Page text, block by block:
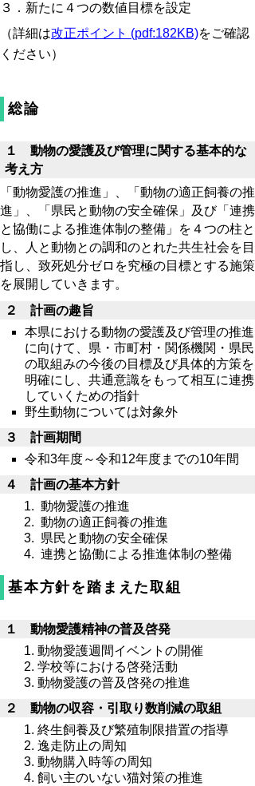
３．新たに４つの数値目標を設定
（詳細は改正ポイント (pdf:182KB)をご確認
ください）
総論
１ 動物の愛護及び管理に関する基本的な
考え方
「動物愛護の推進」、「動物の適正飼養の推
進」、「県民と動物の安全確保」及び「連携
と協働による推進体制の整備」を４つの柱と
し、人と動物との調和のとれた共生社会を目
指し、致死処分ゼロを究極の目標とする施策
を展開していきます。
２ 計画の趣旨
本県における動物の愛護及び管理の推進
に向けて、県・市町村・関係機関・県民
の取組みの今後の目標及び具体的方策を
明確にし、共通意識をもって相互に連携
していくための指針
野生動物については対象外
３ 計画期間
令和3年度～令和12年度までの10年間
４ 計画の基本方針
動物愛護の推進
動物の適正飼養の推進
県民と動物の安全確保
連携と協働による推進体制の整備
基本方針を踏まえた取組
１ 動物愛護精神の普及啓発
動物愛護週間イベントの開催
学校等における啓発活動
動物愛護の普及啓発の推進
２ 動物の収容・引取り数削減の取組
終生飼養及び繁殖制限措置の指導
逸走防止の周知
動物購入時等の周知
飼い主のいない猫対策の推進